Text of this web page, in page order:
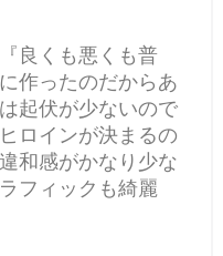
良くも悪くも普
作ったのだからあ
起伏が少ないので
ロインが決まるの
和感がかなり少な
フィックも綺麗